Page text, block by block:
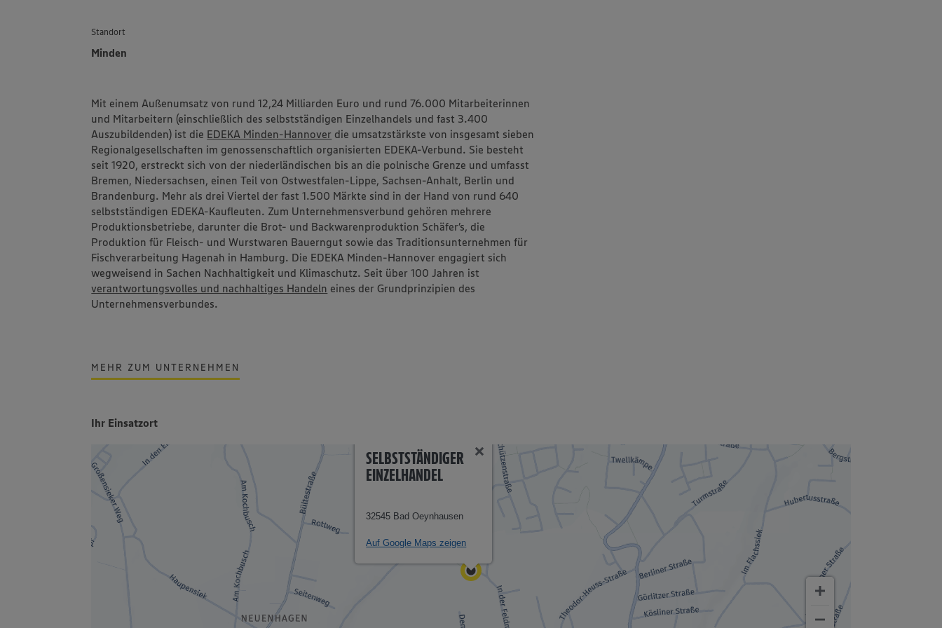
Standort
Minden
Mit einem Außenumsatz von rund 12,24 Milliarden Euro und rund 76.000 Mitarbeiterinnen
und Mitarbeitern (einschließlich des selbstständigen Einzelhandels und fast 3.400
Auszubildenden) ist die EDEKA Minden-Hannover die umsatzstärkste von insgesamt sieben
Regionalgesellschaften im genossenschaftlich organisierten EDEKA-Verbund. Sie besteht
seit 1920, erstreckt sich von der niederländischen bis an die polnische Grenze und umfasst
Bremen, Niedersachsen, einen Teil von Ostwestfalen-Lippe, Sachsen-Anhalt, Berlin und
Brandenburg. Mehr als drei Viertel der fast 1.500 Märkte sind in der Hand von rund 640
selbstständigen EDEKA-Kaufleuten. Zum Unternehmensverbund gehören mehrere
Produktionsbetriebe, darunter die Brot- und Backwarenproduktion Schäfer’s, die
Produktion für Fleisch- und Wurstwaren Bauerngut sowie das Traditionsunternehmen für
Fischverarbeitung Hagenah in Hamburg. Die EDEKA Minden-Hannover engagiert sich
wegweisend in Sachen Nachhaltigkeit und Klimaschutz. Seit über 100 Jahren ist
verantwortungsvolles und nachhaltiges Handeln eines der Grundprinzipien des
Unternehmensverbundes.
MEHR ZUM UNTERNEHMEN
Ihr Einsatzort
SELBSTSTÄNDIGER
EINZELHANDEL
32545 Bad Oeynhausen
Auf Google Maps zeigen